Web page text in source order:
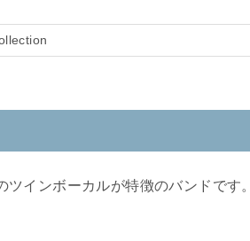
インボーカルが特徴のバンドです。